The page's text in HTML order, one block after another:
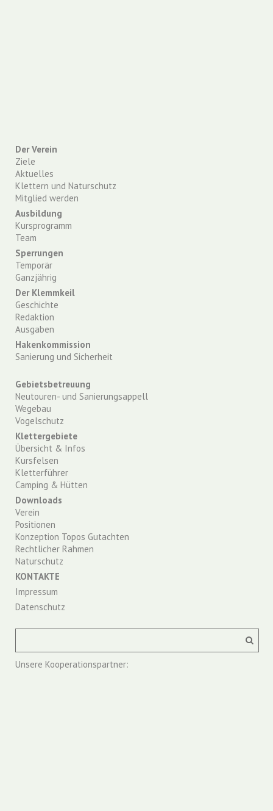
Der Verein
Ziele
Aktuelles
Klettern und Naturschutz
Mitglied werden
Ausbildung
Kursprogramm
Team
Sperrungen
Temporär
Ganzjährig
Der Klemmkeil
Geschichte
Redaktion
Ausgaben
Hakenkommission
Sanierung und Sicherheit
Gebietsbetreuung
Neutouren- und Sanierungsappell
Wegebau
Vogelschutz
Klettergebiete
Übersicht & Infos
Kursfelsen
Kletterführer
Camping & Hütten
Downloads
Verein
Positionen
Konzeption Topos Gutachten
Rechtlicher Rahmen
Naturschutz
KONTAKTE
Impressum
Datenschutz
Unsere Kooperationspartner: